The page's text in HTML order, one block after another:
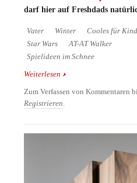
darf hier auf Freshdads
Vater Winter Cooles für
Star Wars
AT-AT Walker
Spielideen im Schnee
Weiterlesen über AT-AT Walker -
Zum Verfassen von Kommentaren
Registrieren